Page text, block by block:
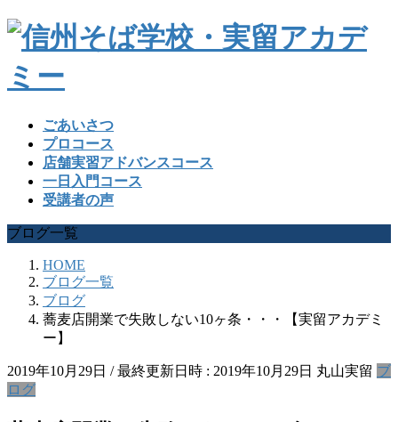
ごあいさつ
プロコース
店舗実習アドバンスコース
一日入門コース
受講者の声
ブログ一覧
HOME
ブログ一覧
ブログ
蕎麦店開業で失敗しない10ヶ条・・・【実留アカデミ
ー】
2019年10月29日 / 最終更新日時 : 2019年10月29日 丸山実留 ブ
ログ